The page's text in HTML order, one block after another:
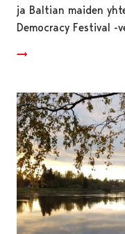
ja Baltian maiden
Democracy Festival -